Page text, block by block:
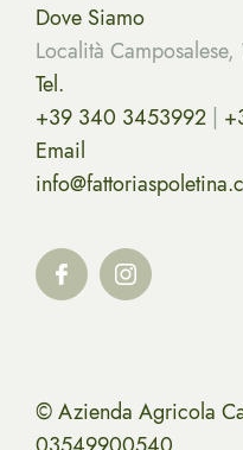
Dove Siamo
Località
Tel.
+39 340 3453992 |
Email
© Azienda Agricola